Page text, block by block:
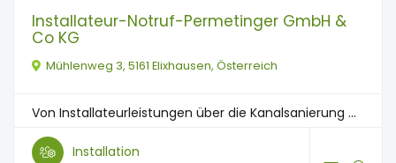
Installateur-Notruf-Permetinger GmbH &
Co KG
Mühlenweg 3, 5161 Elixhausen, Österreich
Von Installateurleistungen über die Kanalsanierung ...
Installation